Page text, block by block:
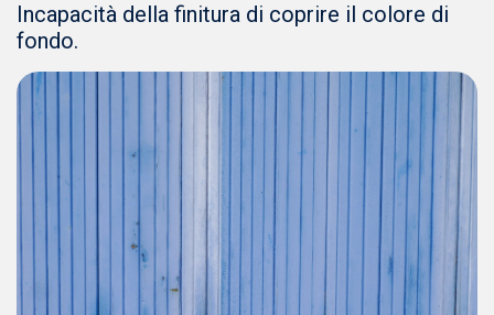
Incapacità della finitura di coprire il colore di
fondo.